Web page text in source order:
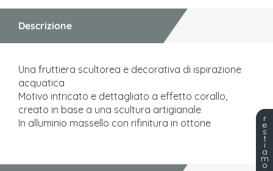
Descrizione
Una fruttiera scultorea e decorativa di ispirazione
acquatica
Motivo intricato e dettagliato a effetto corallo,
creato in base a una scultura artigianale
In alluminio massello con rifinitura in ottone
r
e
s
t
i
a
m
o